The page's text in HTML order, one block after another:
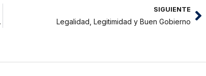
SIGUIENTE
Legalidad, Legitimidad y Buen Gobierno